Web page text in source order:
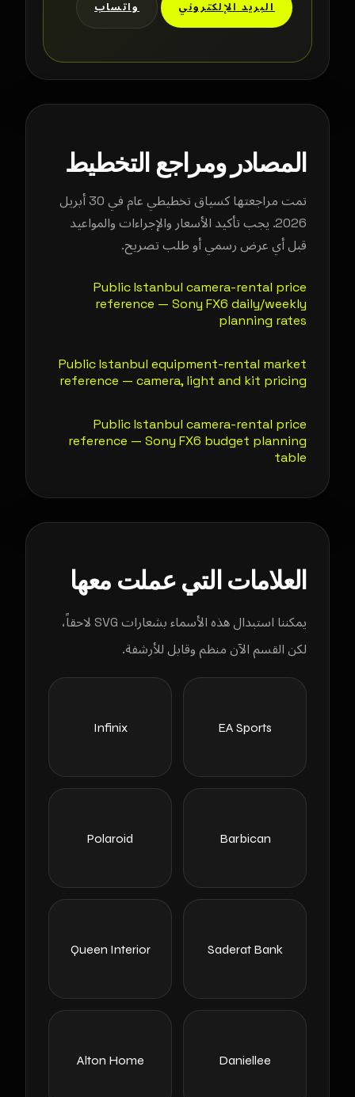
البريد الإلكتروني واتساب
المصادر ومراجع التخطيط
تمت مراجعتها كسياق تخطيطي عام في 30 أبريل
2026. يجب تأكيد الأسعار والإجراءات والمواعيد
قبل أي عرض رسمي أو طلب تصريح.
Public Istanbul camera-rental price
reference — Sony FX6 daily/weekly
planning rates
Public Istanbul equipment-rental market
reference — camera, light and kit pricing
Public Istanbul camera-rental price
reference — Sony FX6 budget planning
table
العلامات التي عملت معها
يمكننا استبدال هذه الأسماء بشعارات SVG لاحقاً،
لكن القسم الآن منظم وقابل للأرشفة.
EA Sports
Infinix
Barbican
Polaroid
Saderat Bank
Queen Interior
Daniellee
Alton Home